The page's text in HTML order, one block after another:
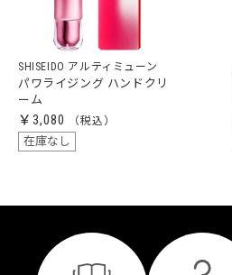
SHISEIDO アルティミューン
パワライジング ハンドクリ
ーム
￥3,080
在庫なし